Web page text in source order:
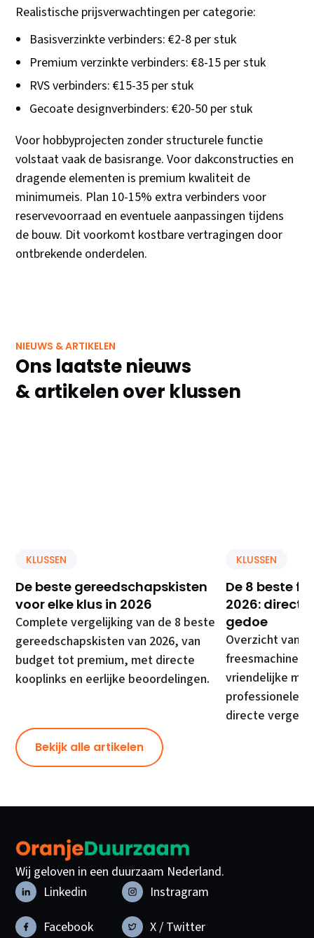
Realistische prijsverwachtingen per categorie:
Basisverzinkte verbinders: €2-8 per stuk
Premium verzinkte verbinders: €8-15 per stuk
RVS verbinders: €15-35 per stuk
Gecoate designverbinders: €20-50 per stuk
Voor hobbyprojecten zonder structurele functie
volstaat vaak de basisrange. Voor dakconstructies en
dragende elementen is premium kwaliteit de
minimumeis. Plan 10-15% extra verbinders voor
reservevoorraad en eventuele aanpassingen tijdens
de bouw. Dit voorkomt kostbare vertragingen door
ontbrekende onderdelen.
NIEUWS & ARTIKELEN
Ons laatste nieuws
& artikelen over klussen
KLUSSEN
De beste gereedschapskisten
voor elke klus in 2026
Complete vergelijking van de 8 beste
gereedschapskisten van 2026, van
budget tot premium, met directe
kooplinks en eerlijke beoordelingen.
KLUSSEN
De 8 beste
2026: direct
gedoe
Overzicht van
freesmachines,
vriendelijke
professionele
directe
Bekijk alle artikelen
Wij geloven in een duurzaam Nederland.
Linkedin
Instragram
Facebook
X / Twitter